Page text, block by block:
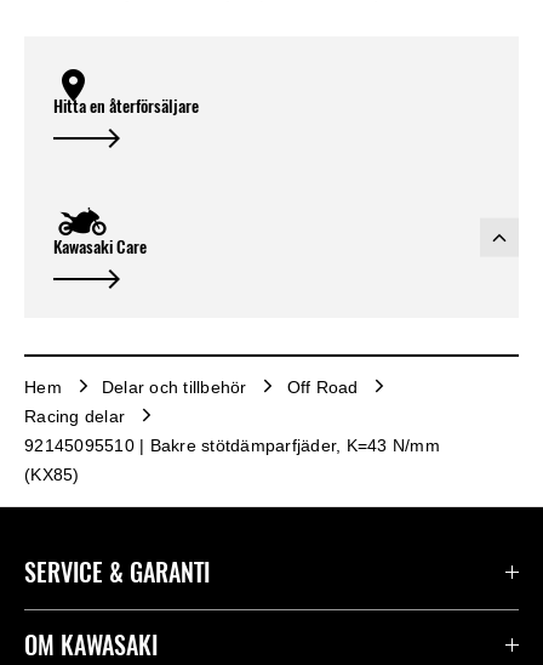
Hitta en återförsäljare
Kawasaki Care
Hem Delar och tillbehör
Off Road
Racing delar
92145095510 | Bakre stötdämparfjäder, K=43 N/mm
(KX85)
SERVICE & GARANTI
Kontakta oss
OM KAWASAKI